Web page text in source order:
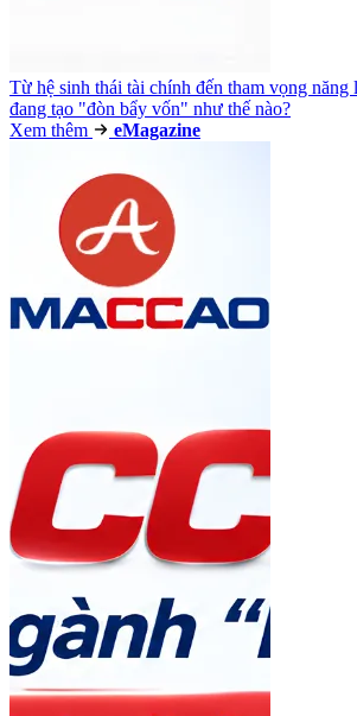
Từ hệ sinh thái tài chính đến tham vọng
đang tạo "đòn bẩy vốn" như thế nào?
Xem thêm
eMagazine